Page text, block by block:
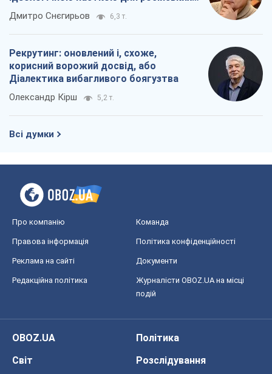
окупантів
Дмитро Снєгирьов 6,3 т.
Рекрутинг: оновлений і, схоже,
корисний ворожий досвід, або
Діалектика вибагливого боягузтва
Олександр Кірш 5,2 т.
Всі думки
Про компанію Команда
Правова інформація Політика конфіденційності
Реклама на сайті Документи
Редакційна політика
Журналісти OBOZ.UA на місці
подій
OBOZ.UA
Політика
Світ
Розслідування